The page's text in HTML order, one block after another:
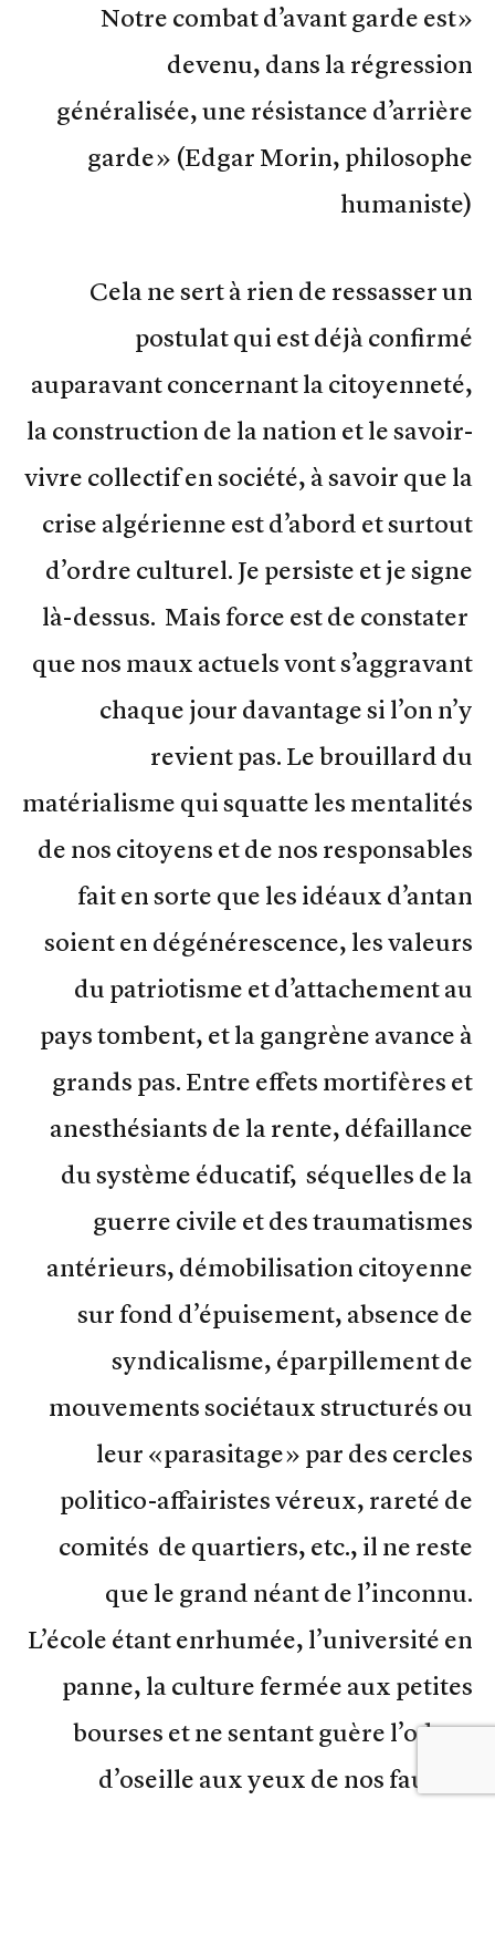
«Notre combat d’avant garde est
devenu, dans la régression
généralisée, une résistance d’arrière
garde» (Edgar Morin, philosophe
humaniste)
Cela ne sert à rien de ressasser un
postulat qui est déjà confirmé
auparavant concernant la citoyenneté,
la construction de la nation et le savoir-
vivre collectif en société, à savoir que la
crise algérienne est d’abord et surtout
d’ordre culturel. Je persiste et je signe
là-dessus. Mais force est de constater
que nos maux actuels vont s’aggravant
chaque jour davantage si l’on n’y
revient pas. Le brouillard du
matérialisme qui squatte les mentalités
de nos citoyens et de nos responsables
fait en sorte que les idéaux d’antan
soient en dégénérescence, les valeurs
du patriotisme et d’attachement au
pays tombent, et la gangrène avance à
grands pas. Entre effets mortifères et
anesthésiants de la rente, défaillance
du système éducatif, séquelles de la
guerre civile et des traumatismes
antérieurs, démobilisation citoyenne
sur fond d’épuisement, absence de
syndicalisme, éparpillement de
mouvements sociétaux structurés ou
leur «parasitage» par des cercles
politico-affairistes véreux, rareté de
comités de quartiers, etc., il ne reste
que le grand néant de l’inconnu.
L’école étant enrhumée, l’université en
panne, la culture fermée aux petites
bourses et ne sentant guère l’odeur
d’oseille aux yeux de nos fausses